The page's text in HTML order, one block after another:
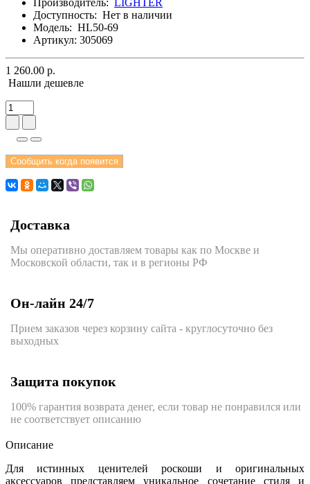
Доступность: Нет в наличии
Модель: HL50-69
Артикул: 305069
1 260.00 р.
Нашли дешевле
Сообщить когда появится
Доставка
Мы оперативно доставляем товары как по Москве и
Московской области, так и в регионы РФ
Он-лайн 24/7
Прием заказов через корзину сайта - круглосуточно без
выходных
Защита покупок
100% гарантия возврата денег, если товар не понравился или
не соответствует описанию
Описание
Для истинных ценителей роскоши и оригинальных
аксессуаров представляем уникальное сочетание стиля и